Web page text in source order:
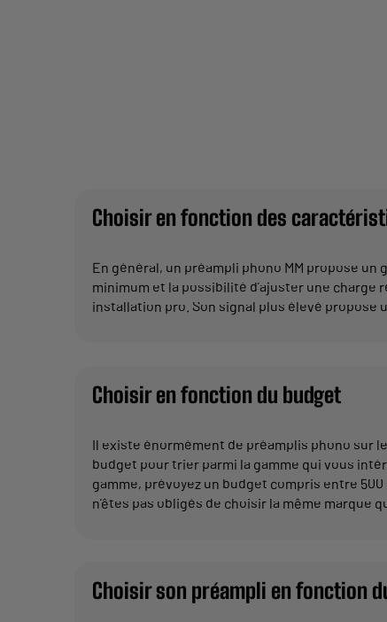
Choisir en fonction des
En général, un préampli phono MM propose un
minimum et la possibilité d’ajuster une charge
installation pro. Son signal plus élevé propose
Choisir en fonction du budget
Il existe énormément de préamplis phono sur
budget pour trier parmi la gamme qui vous
gamme, prévoyez un budget compris entre
n’êtes pas obligés de choisir la même marque
Choisir son préampli en fonction